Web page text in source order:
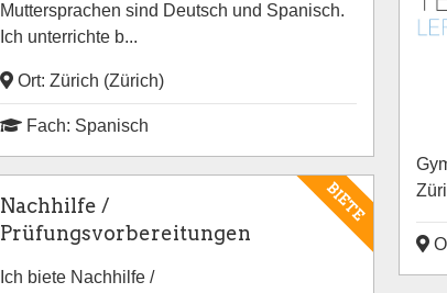
Muttersprachen sind Deutsch und Spanisch.
Ich unterrichte b...
Ort: Zürich (Zürich)
Fach: Spanisch
BIETE
Nachhilfe /
Prüfungsvorbereitungen
Ich biete Nachhilfe /